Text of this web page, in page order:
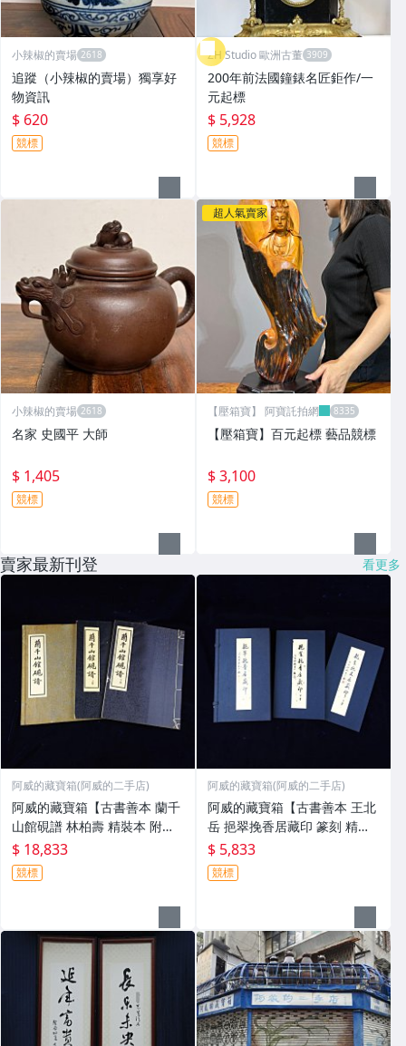
小辣椒的賣場
追蹤（小辣椒的賣場）獨享好
物資訊
$ 620
競標
ZH Studio 歐洲古董
200年前法國鐘錶名匠鉅作/一
元起標
$ 5,928
競標
小辣椒的賣場
名家 史國平 大師
$ 1,405
競標
超人氣賣家
【壓箱寶】 阿寶託拍網
【壓箱寶】百元起標 藝品競標
$ 3,100
競標
賣家最新刊登 看更多
阿威的藏寶箱(阿威的二手店)
阿威的藏寶箱【古書善本 蘭千
山館硯譜 林柏壽 精裝本 附原
裝錦 盒及上下兩卷 五十六年初
版上册(免運費) 硯台】品相優
值得收藏
$ 18,833
競標
阿威的藏寶箱(阿威的二手店)
阿威的藏寶箱【古書善本 王北
岳 挹翠挽香居藏印 篆刻 精裝
本 附原裝錦盒及上下兩卷 八十
四年初版 書籍】品相優 值得收
藏
$ 5,833
競標